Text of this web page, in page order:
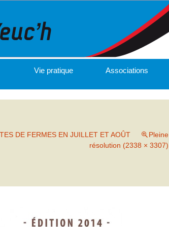
Vie pratique Associations
DE FERMES EN JUILLET ET AOÛT
Pleine
résolution (2338 × 3307)